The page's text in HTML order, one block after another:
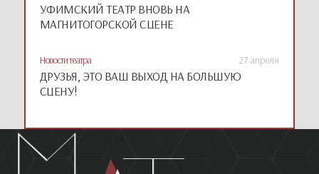
УФИМСКИЙ ТЕАТР ВНОВЬ НА
МАГНИТОГОРСКОЙ СЦЕНЕ
Новости театра 27 апреля
ДРУЗЬЯ, ЭТО ВАШ ВЫХОД НА БОЛЬШУЮ
СЦЕНУ!